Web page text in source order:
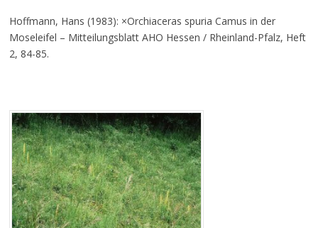
Hoffmann, Hans (1983): ×Orchiaceras spuria Camus in der
Moseleifel – Mitteilungsblatt AHO Hessen / Rheinland-Pfalz, Heft
2, 84-85.